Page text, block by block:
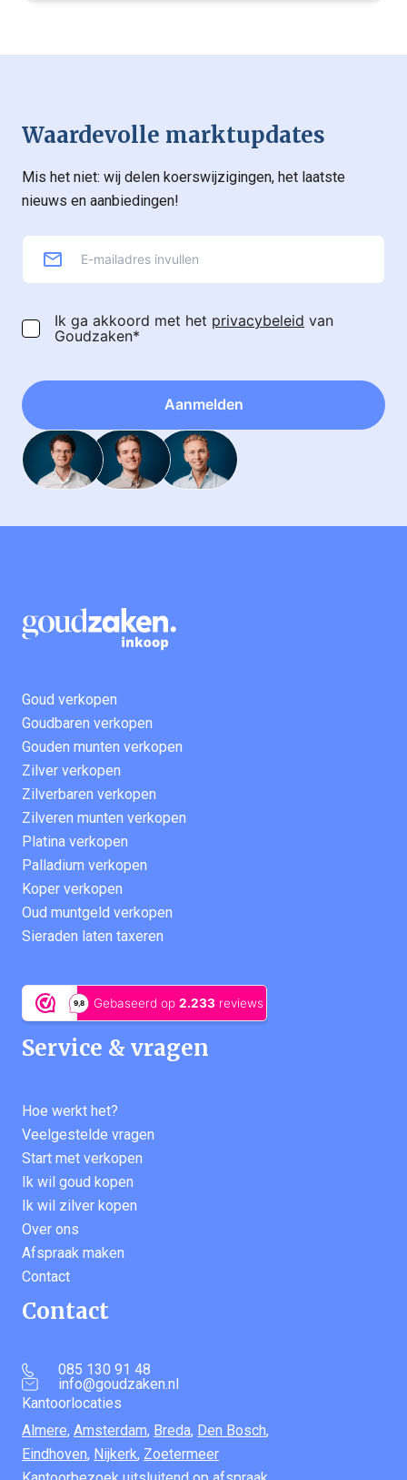
Waardevolle marktupdates
Mis het niet: wij delen koerswijzigingen, het laatste
nieuws en aanbiedingen!
Ik ga akkoord met het privacybeleid van
Goudzaken*
Aanmelden
Goud verkopen
Goudbaren verkopen
Gouden munten verkopen
Zilver verkopen
Zilverbaren verkopen
Zilveren munten verkopen
Platina verkopen
Palladium verkopen
Koper verkopen
Oud muntgeld verkopen
Sieraden laten taxeren
Service & vragen
Hoe werkt het?
Veelgestelde vragen
Start met verkopen
Ik wil goud kopen
Ik wil zilver kopen
Over ons
Afspraak maken
Contact
Contact
085 130 91 48
info@goudzaken.nl
Kantoorlocaties
Almere, Amsterdam, Breda, Den Bosch,
Eindhoven, Nijkerk, Zoetermeer